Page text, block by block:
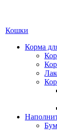
Кошки
Корма